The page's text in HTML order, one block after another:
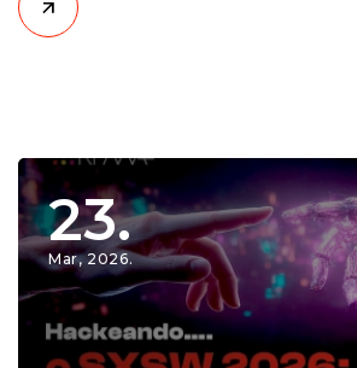
compra (e como salvá-la)
23.
Mar, 2026.